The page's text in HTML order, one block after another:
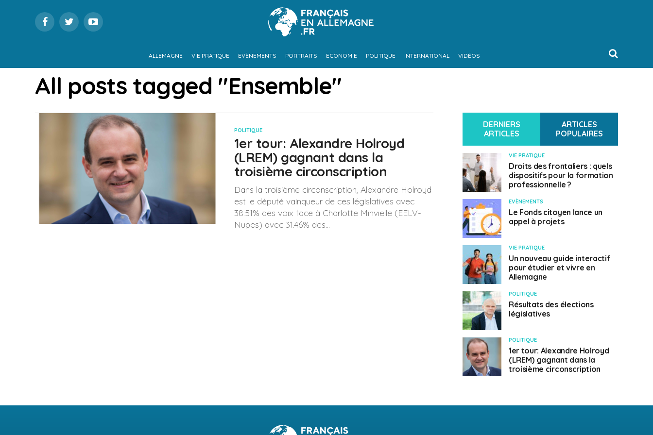
ALLEMAGNE VIE PRATIQUE EVÈNEMENTS PORTRAITS ECONOMIE POLITIQUE INTERNATIONAL VIDÉOS
All posts tagged "Ensemble"
POLITIQUE
1er tour: Alexandre Holroyd
(LREM) gagnant dans la
troisième circonscription
Dans la troisième circonscription, Alexandre Holroyd
est le député vainqueur de ces législatives avec
38.51% des voix face à Charlotte Minvielle (EELV-
Nupes) avec 31.46% des...
DERNIERS
ARTICLES
ARTICLES
POPULAIRES
VIE PRATIQUE
Droits des frontaliers : quels
dispositifs pour la formation
professionnelle ?
EVÈNEMENTS
Le Fonds citoyen lance un
appel à projets
VIE PRATIQUE
Un nouveau guide interactif
pour étudier et vivre en
Allemagne
POLITIQUE
Résultats des élections
législatives
POLITIQUE
1er tour: Alexandre Holroyd
(LREM) gagnant dans la
troisième circonscription